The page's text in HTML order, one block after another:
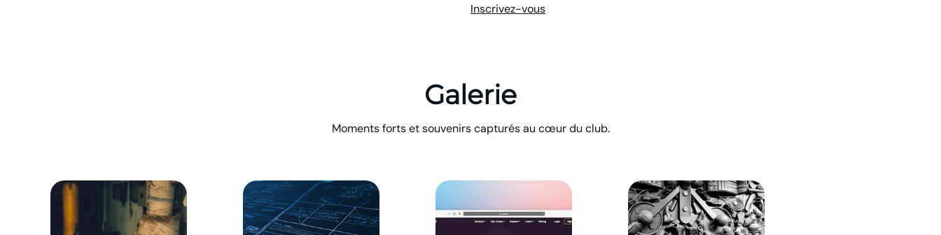
Inscrivez-vous
Galerie
Moments forts et souvenirs capturés au cœur du club.